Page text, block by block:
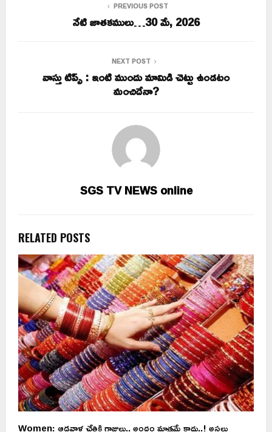
PREVIOUS POST
నేటి జాతకములు…30 మే, 2026
NEXT POST
వాస్తు టిప్స్ : ఇంటి ముందు మామిడి చెట్టు ఉండటం
మంచిదేనా?
SGS TV NEWS online
RELATED POSTS
Women: ఆడవాళ్ల చేతికి గాజులు.. అందం మాత్రమే కాదు..! అసలు